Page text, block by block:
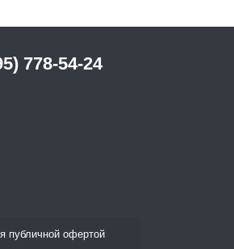
778-54-24
публичной офертой